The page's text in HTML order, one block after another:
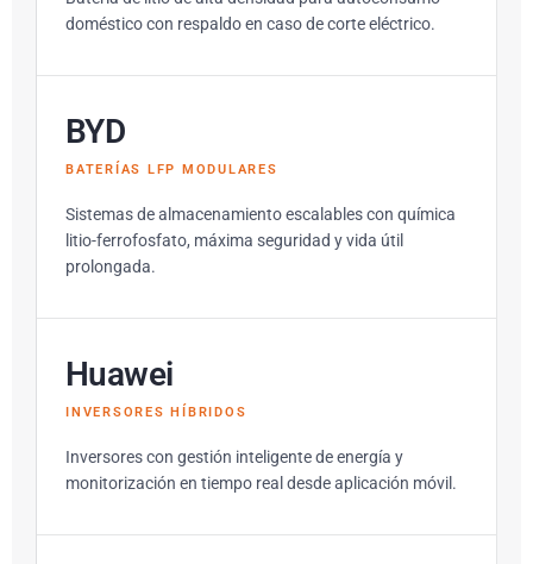
doméstico con respaldo en caso de corte eléctrico.
BYD
BATERÍAS LFP MODULARES
Sistemas de almacenamiento escalables con química
litio-ferrofosfato, máxima seguridad y vida útil
prolongada.
Huawei
INVERSORES HÍBRIDOS
Inversores con gestión inteligente de energía y
monitorización en tiempo real desde aplicación móvil.